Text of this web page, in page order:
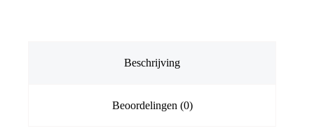
Beschrijving
Beoordelingen (0)